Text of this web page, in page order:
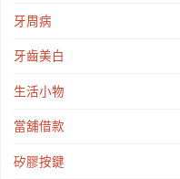
牙周病
牙齒美白
生活小物
當舖借款
矽膠按鍵